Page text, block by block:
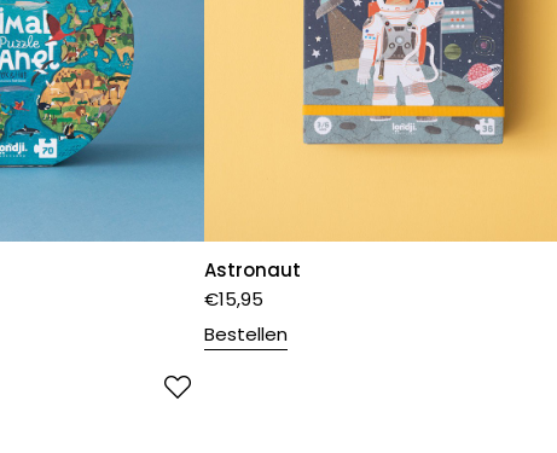
Astronaut
€15,95
Bestellen